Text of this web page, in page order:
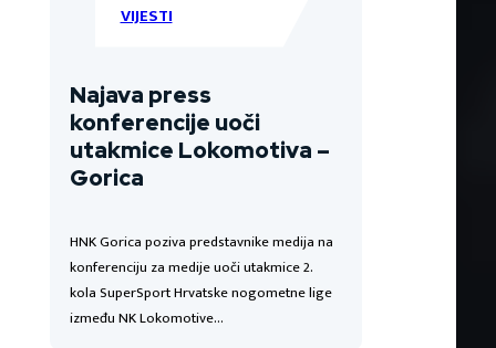
VIJESTI
Najava press
konferencije uoči
utakmice Lokomotiva –
Gorica
HNK Gorica poziva predstavnike medija na
konferenciju za medije uoči utakmice 2.
kola SuperSport Hrvatske nogometne lige
između NK Lokomotive…